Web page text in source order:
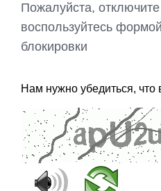
Пожалуйста,
воспользуйтесь
блокировки
Нам нужно убедиться, что